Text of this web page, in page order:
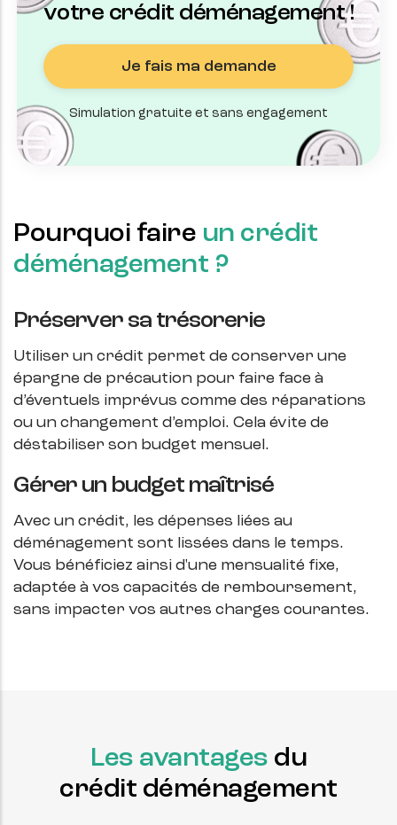
votre crédit déménagement !
Je fais ma demande
Simulation gratuite et sans engagement
Pourquoi faire un crédit
déménagement ?
Préserver sa trésorerie
Utiliser un crédit permet de conserver une
épargne de précaution pour faire face à
d’éventuels imprévus comme des réparations
ou un changement d’emploi. Cela évite de
déstabiliser son budget mensuel.
Gérer un budget maîtrisé
Avec un crédit, les dépenses liées au
déménagement sont lissées dans le temps.
Vous bénéficiez ainsi d'une mensualité fixe,
adaptée à vos capacités de remboursement,
sans impacter vos autres charges courantes.
Les avantages du
crédit déménagement